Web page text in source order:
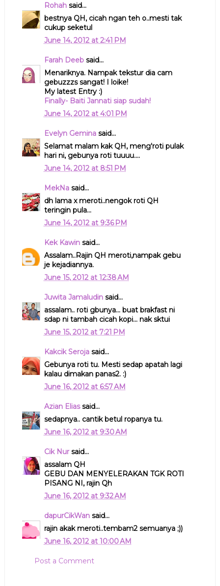
Rohahsaid...
bestnya QH, cicah ngan teh o..mesti tak
cukup seketul
June 14, 2012 at 2:41 PM
Farah Deebsaid...
Menariknya. Nampak tekstur dia cam
gebuzzzs sangat! I loike!
My latest Entry :)
Finally- Baiti Jannati siap sudah!
June 14, 2012 at 4:01 PM
Evelyn Geminasaid...
Selamat malam kak QH, meng'roti pulak
hari ni, gebunya roti tuuuu....
June 14, 2012 at 8:51 PM
MekNasaid...
dh lama x meroti..nengok roti QH
teringin pula...
June 14, 2012 at 9:36 PM
Kek Kawinsaid...
Assalam..Rajin QH meroti,nampak gebu
je kejadiannya.
June 15, 2012 at 12:38 AM
Juwita Jamaludinsaid...
assalam.. roti gbunya... buat brakfast ni
sdap ni tambah cicah kopi... nak sktui
June 15, 2012 at 7:21 PM
Kakcik Serojasaid...
Gebunya roti tu. Mesti sedap apatah lagi
kalau dimakan panas2. :)
June 16, 2012 at 6:57 AM
Azian Eliassaid...
sedapnya.. cantik betul ropanya tu.
June 16, 2012 at 9:30 AM
Cik Nursaid...
assalam QH
GEBU DAN MENYELERAKAN TGK ROTI
PISANG NI, rajin Qh
June 16, 2012 at 9:32 AM
dapurCikWansaid...
rajin akak meroti..tembam2 semuanya ;))
June 16, 2012 at 10:00 AM
Post a Comment